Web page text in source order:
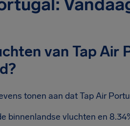
van Tap Air
tonen aan dat Tap Air
binnenlandse vluchten en